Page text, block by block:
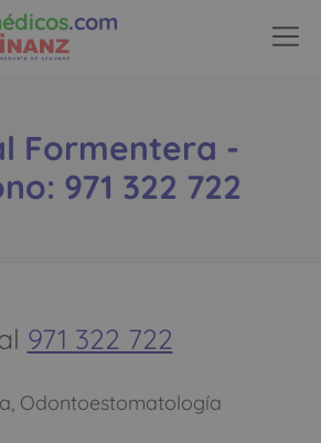
.com
Formentera -
971 322 722
971 322 722
Odontoestomatología